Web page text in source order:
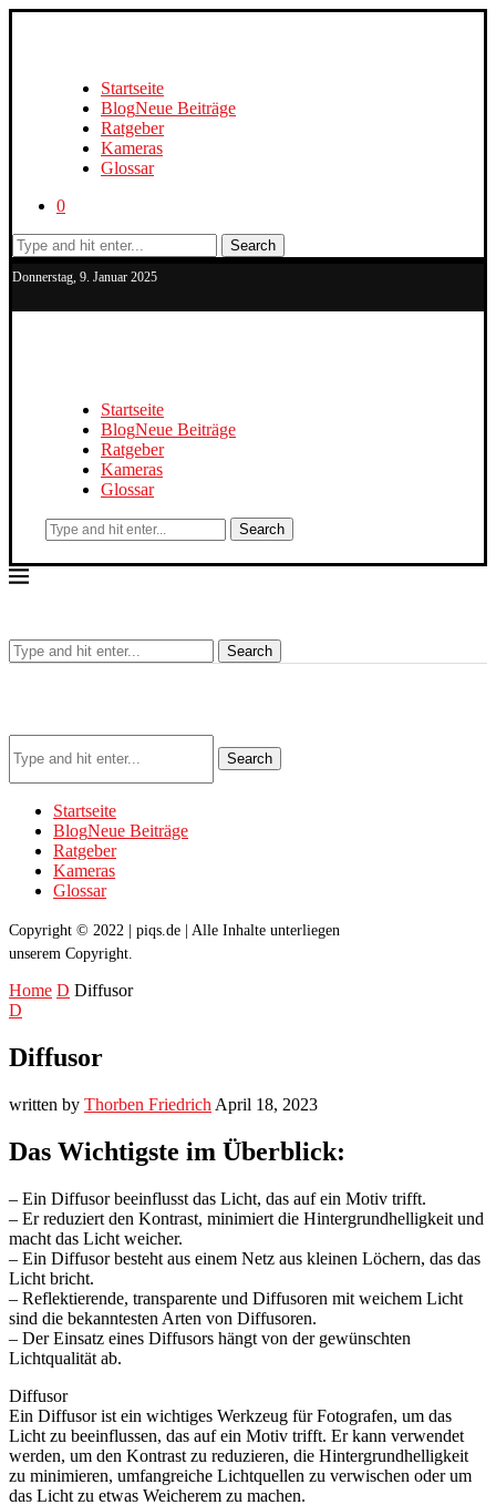
Startseite
BlogNeue Beiträge
Ratgeber
Kameras
Glossar
0
Search
Donnerstag, 9. Januar 2025
Startseite
BlogNeue Beiträge
Ratgeber
Kameras
Glossar
Search
Search
Search
Startseite
BlogNeue Beiträge
Ratgeber
Kameras
Glossar
Copyright © 2022 | piqs.de | Alle Inhalte unterliegen
unserem Copyright.
Home D Diffusor
D
Diffusor
written by Thorben Friedrich April 18, 2023
Das Wichtigste im Überblick:
– Ein Diffusor beeinflusst das Licht, das auf ein Motiv trifft.
– Er reduziert den Kontrast, minimiert die Hintergrundhelligkeit und
macht das Licht weicher.
– Ein Diffusor besteht aus einem Netz aus kleinen Löchern, das das
Licht bricht.
– Reflektierende, transparente und Diffusoren mit weichem Licht
sind die bekanntesten Arten von Diffusoren.
– Der Einsatz eines Diffusors hängt von der gewünschten
Lichtqualität ab.
Diffusor
Ein Diffusor ist ein wichtiges Werkzeug für Fotografen, um das
Licht zu beeinflussen, das auf ein Motiv trifft. Er kann verwendet
werden, um den Kontrast zu reduzieren, die Hintergrundhelligkeit
zu minimieren, umfangreiche Lichtquellen zu verwischen oder um
das Licht zu etwas Weicherem zu machen.